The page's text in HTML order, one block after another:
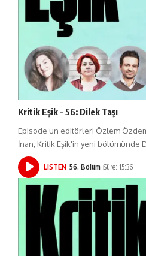
Kritik Eşik – 56: Dilek Taşı
Episode’un editörleri Özlem
İnan, Kritik Eşik'in yeni bölümünde
LISTEN 56. Bölüm Süre: 15:36